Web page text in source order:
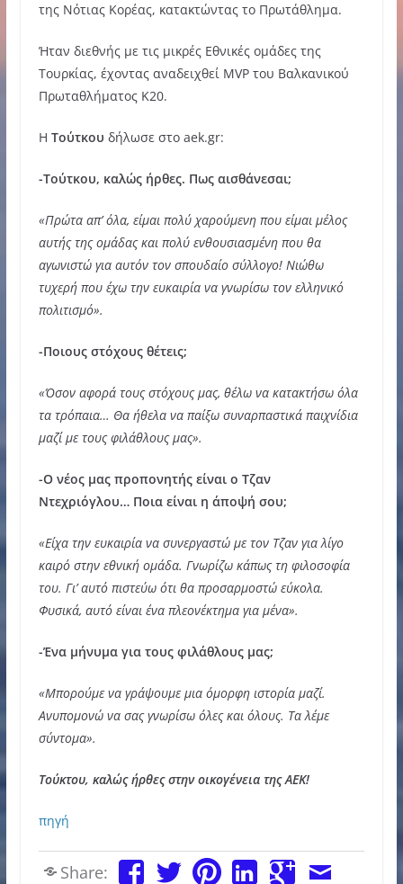
της Νότιας Κορέας, κατακτώντας το Πρωτάθλημα.
Ήταν διεθνής με τις μικρές Εθνικές ομάδες της
Τουρκίας, έχοντας αναδειχθεί MVP του Βαλκανικού
Πρωταθλήματος Κ20.
Η Τούτκου δήλωσε στο aek.gr:
-Τούτκου, καλώς ήρθες. Πως αισθάνεσαι;
«Πρώτα απ’ όλα, είμαι πολύ χαρούμενη που είμαι μέλος
αυτής της ομάδας και πολύ ενθουσιασμένη που θα
αγωνιστώ για αυτόν τον σπουδαίο σύλλογο! Νιώθω
τυχερή που έχω την ευκαιρία να γνωρίσω τον ελληνικό
πολιτισμό».
-Ποιους στόχους θέτεις;
«Όσον αφορά τους στόχους μας, θέλω να κατακτήσω όλα
τα τρόπαια… Θα ήθελα να παίξω συναρπαστικά παιχνίδια
μαζί με τους φιλάθλους μας».
-Ο νέος μας προπονητής είναι ο Τζαν
Ντεχριόγλου… Ποια είναι η άποψή σου;
«Είχα την ευκαιρία να συνεργαστώ με τον Τζαν για λίγο
καιρό στην εθνική ομάδα. Γνωρίζω κάπως τη φιλοσοφία
του. Γι’ αυτό πιστεύω ότι θα προσαρμοστώ εύκολα.
Φυσικά, αυτό είναι ένα πλεονέκτημα για μένα».
-Ένα μήνυμα για τους φιλάθλους μας;
«Μπορούμε να γράψουμε μια όμορφη ιστορία μαζί.
Ανυπομονώ να σας γνωρίσω όλες και όλους. Τα λέμε
σύντομα».
Τούκτου, καλώς ήρθες στην οικογένεια της ΑΕΚ!
πηγή
Share: